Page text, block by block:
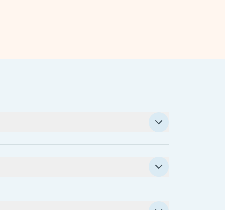
in jouw regio.